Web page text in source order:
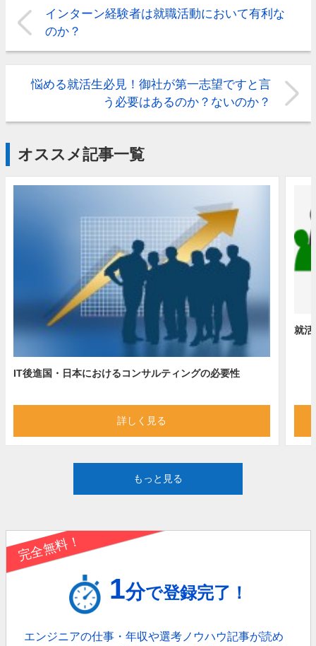
インターン経験者は就職活動において有利な
のか？
悩める就活生必見！御社が第一志望ですと言
う必要はあるのか？ないのか？
オススメ記事一覧
IT後進国・日本におけるコンサルティングの必要性
詳しく見る
就活
もっと見る
完全無料！
1分で登録完了！
エンジニアの仕事・年収や選考ノウハウ記事が読め